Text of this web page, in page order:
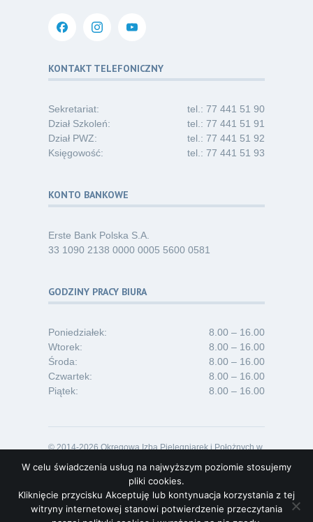
06.26
i absolwentów pielęgniarstwa
Kategoria:Komunikaty
KONTAKT TELEFONICZNY
Sekretariat:
tel.: 77 441 51 90
Dział Szkoleń:
tel.: 77 441 51 91
Dział PWZ:
tel.: 77 441 51 92
Księgowość:
tel.: 77 441 51 93
KONTO BANKOWE
Erste Bank Polska S.A.
33 1090 2138 0000 0005 5600 0581
GODZINY PRACY BIURA
Poniedziałek:
8.00 – 16.00
Wtorek:
8.00 – 16.00
Środa:
8.00 – 16.00
Czwartek:
8.00 – 16.00
Piątek:
8.00 – 16.00
© 2014-2026 Okręgowa Izba Pielęgniarek i Położnych w
Projekt i realizacja:Lideon.pl
W celu świadczenia usług na najwyższym poziomie stosujemy
pliki cookies.
Kliknięcie przycisku Akceptuję lub kontynuacja korzystania z tej
witryny internetowej stanowi potwierdzenie przeczytania